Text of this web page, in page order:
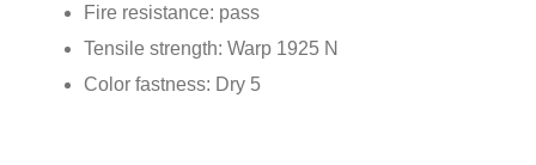
Fire resistance: pass
Tensile strength: Warp 1925 N
Color fastness: Dry 5